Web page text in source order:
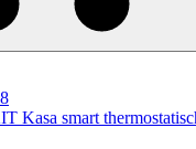
Kasa smart